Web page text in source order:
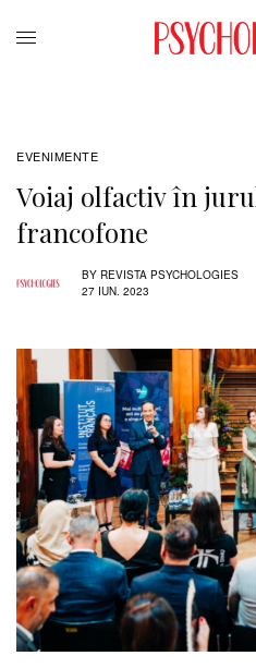
EVENIMENTE
Voiaj olfactiv în
francofone
BY REVISTA PSYCHOLOGIES
27 IUN. 2023